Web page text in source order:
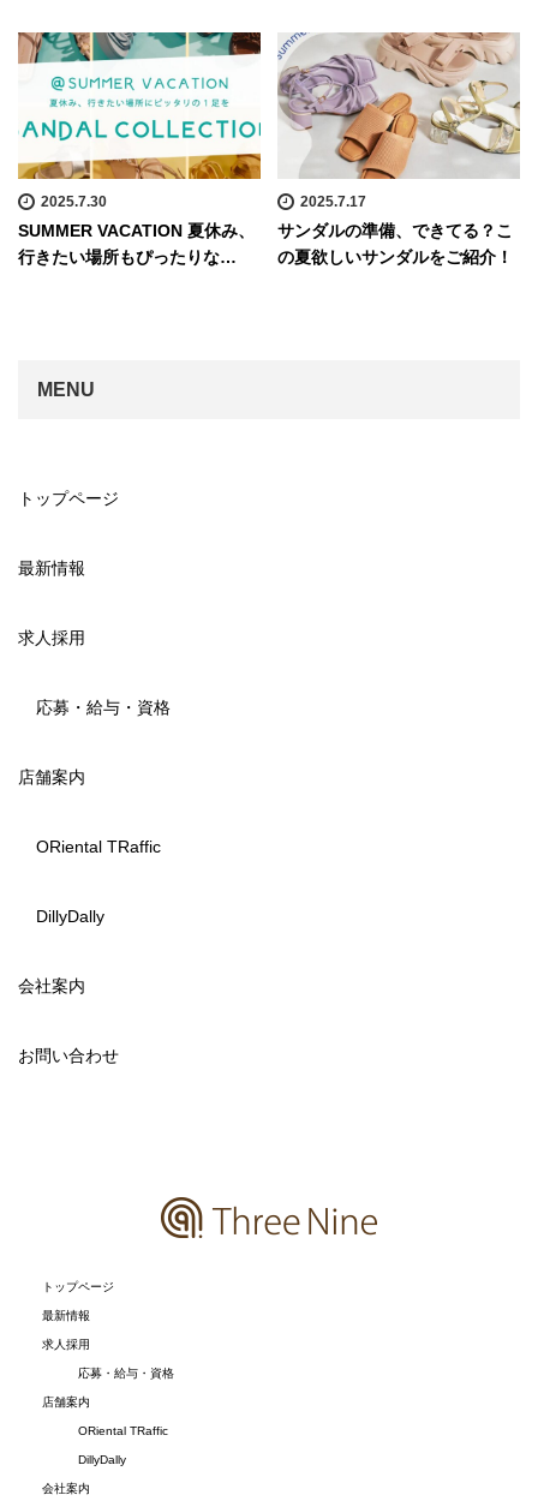
2025.7.30
SUMMER VACATION 夏休み、
行きたい場所もぴったりな…
2025.7.17
サンダルの準備、できてる？こ
の夏欲しいサンダルをご紹介！
MENU
トップページ
最新情報
求人採用
応募・給与・資格
店舗案内
ORiental TRaffic
DillyDally
会社案内
お問い合わせ
トップページ
最新情報
求人採用
応募・給与・資格
店舗案内
ORiental TRaffic
DillyDally
会社案内